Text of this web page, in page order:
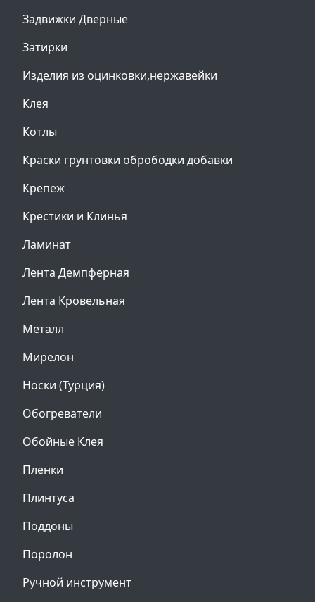
Задвижки Дверные
Затирки
Изделия из оцинковки,нержавейки
Клея
Котлы
Краски грунтовки обрободки добавки
Крепеж
Крестики и Клинья
Ламинат
Лента Демпферная
Лента Кровельная
Металл
Мирелон
Носки (Турция)
Обогреватели
Обойные Клея
Пленки
Плинтуса
Поддоны
Поролон
Ручной инструмент